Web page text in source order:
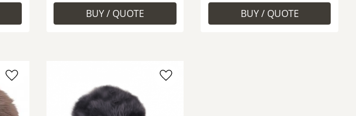
Add to favorites Add to favorites